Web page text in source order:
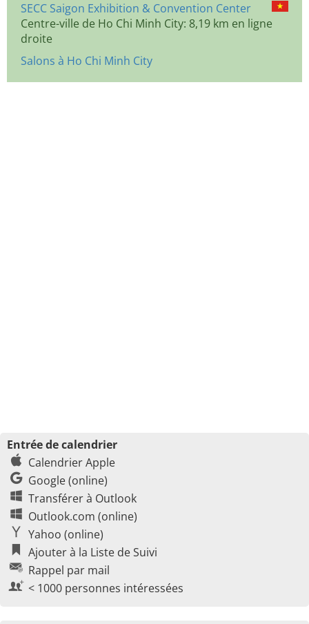
SECC Saigon Exhibition & Convention Center
Centre-ville de Ho Chi Minh City: 8,19 km en ligne
droite
Salons à Ho Chi Minh City
Entrée de calendrier
Calendrier Apple
Google (online)
Transférer à Outlook
Outlook.com (online)
Yahoo (online)
Ajouter à la Liste de Suivi
Rappel par mail
< 1000 personnes intéressées